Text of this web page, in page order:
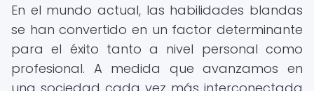
En el mundo actual, las habilidades blandas
se han convertido en un factor determinante
para el éxito tanto a nivel personal como
profesional. A medida que avanzamos en